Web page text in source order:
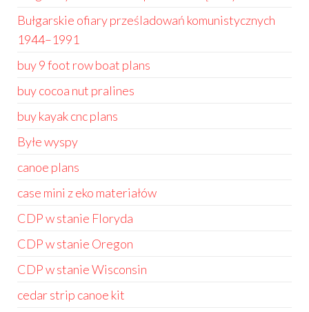
Bułgarskie ofiary prześladowań komunistycznych
1944–1991
buy 9 foot row boat plans
buy cocoa nut pralines
buy kayak cnc plans
Byłe wyspy
canoe plans
case mini z eko materiałów
CDP w stanie Floryda
CDP w stanie Oregon
CDP w stanie Wisconsin
cedar strip canoe kit